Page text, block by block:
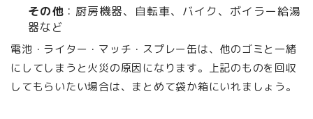
その他 ：厨房機器、自転車、バイク、ボイラー給湯
器など
電池・ライター・マッチ・スプレー缶は、他のゴミと一緒
にしてしまうと火災の原因になります。上記のものを回収
してもらいたい場合は、まとめて袋か箱にいれましょう。